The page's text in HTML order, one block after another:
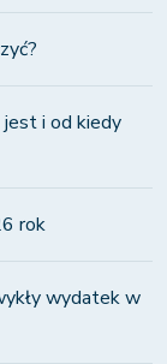
i od kiedy
rok
wydatek w